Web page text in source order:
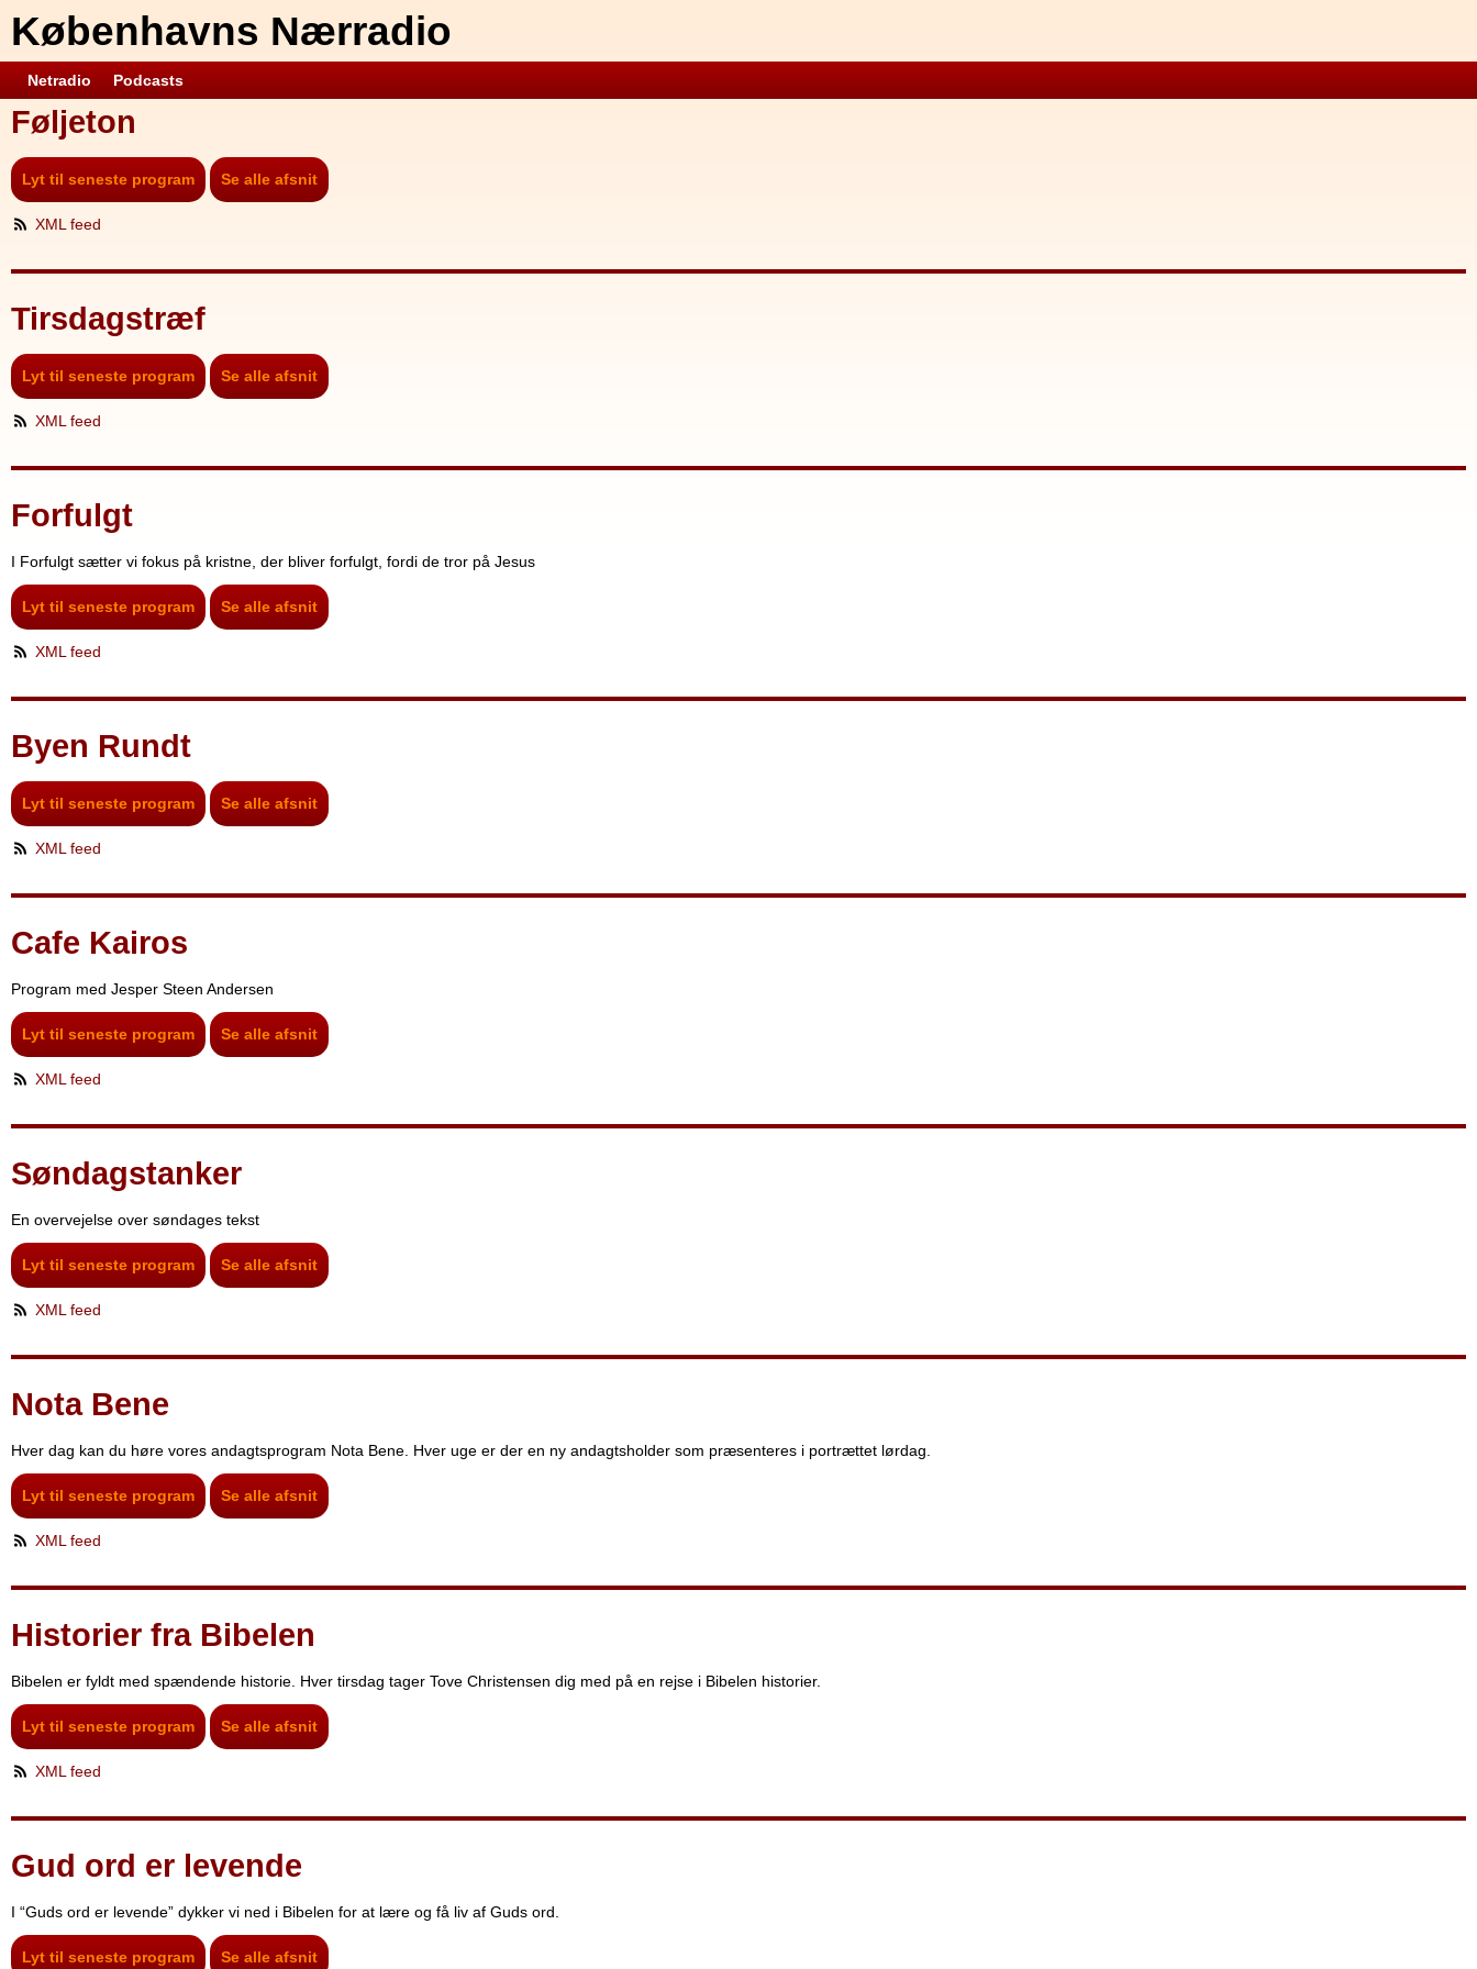
Københavns Nærradio
Netradio Podcasts
Føljeton
Lyt til seneste program Se alle afsnit
XML feed
Tirsdagstræf
Lyt til seneste program Se alle afsnit
XML feed
Forfulgt
I Forfulgt sætter vi fokus på kristne, der bliver forfulgt, fordi de tror på Jesus
Lyt til seneste program Se alle afsnit
XML feed
Byen Rundt
Lyt til seneste program Se alle afsnit
XML feed
Cafe Kairos
Program med Jesper Steen Andersen
Lyt til seneste program Se alle afsnit
XML feed
Søndagstanker
En overvejelse over søndages tekst
Lyt til seneste program Se alle afsnit
XML feed
Nota Bene
Hver dag kan du høre vores andagtsprogram Nota Bene. Hver uge er der en ny andagtsholder som præsenteres i portrættet lørdag.
Lyt til seneste program Se alle afsnit
XML feed
Historier fra Bibelen
Bibelen er fyldt med spændende historie. Hver tirsdag tager Tove Christensen dig med på en rejse i Bibelen historier.
Lyt til seneste program Se alle afsnit
XML feed
Gud ord er levende
I “Guds ord er levende” dykker vi ned i Bibelen for at lære og få liv af Guds ord.
Lyt til seneste program Se alle afsnit